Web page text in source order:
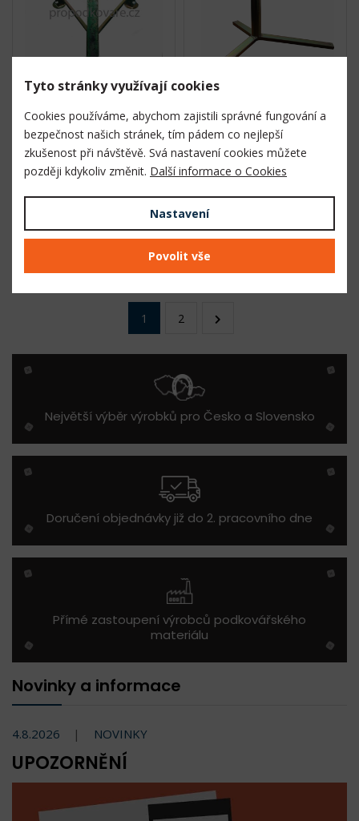
Momentálně
nedostupné
13 589,20 Kč s DPH
DETAIL
DO KOŠÍKU
Momentálně
nedostupné
3 985 Kč s DPH
DETAIL
DO KOŠÍKU
1 2
Největší výběr výrobků pro Česko a Slovensko
Doručení objednávky již do 2. pracovního dne
Přímé zastoupení výrobců podkovářského
materiálu
Novinky a informace
4.8.2026 NOVINKY
UPOZORNĚNÍ
Tyto stránky využívají cookies
Cookies používáme, abychom zajistili správné fungování a
bezpečnost našich stránek, tím pádem co nejlepší
zkušenost při návštěvě. Svá nastavení cookies můžete
později kdykoliv změnit. Další informace o Cookies
Nastavení
Povolit vše